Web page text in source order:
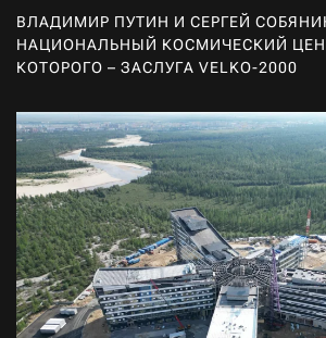
ВЛАДИМИР ПУТИН И СЕРГЕЙ
НАЦИОНАЛЬНЫЙ КОСМИЧЕСКИЙ
КОТОРОГО – ЗАСЛУГА VELKO-2000